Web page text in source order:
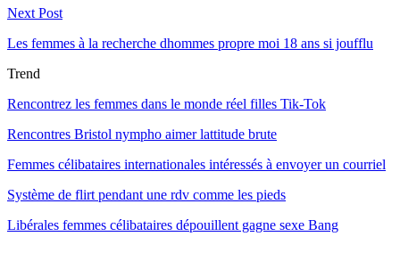
Next Post
Les femmes à la recherche dhommes propre moi 18 ans si joufflu
Trend
Rencontrez les femmes dans le monde réel filles Tik-Tok
Rencontres Bristol nympho aimer lattitude brute
Femmes célibataires internationales intéressés à envoyer un courriel
Système de flirt pendant une rdv comme les pieds
Libérales femmes célibataires dépouillent gagne sexe Bang